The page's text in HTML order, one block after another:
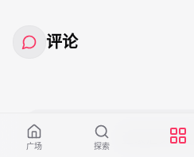
代的女人啊，跟我半点血缘关系
诸侯王：这个黄口小雀，他爸
革我们的命啊，太狠了……
评论
登录后即可
广场 探索